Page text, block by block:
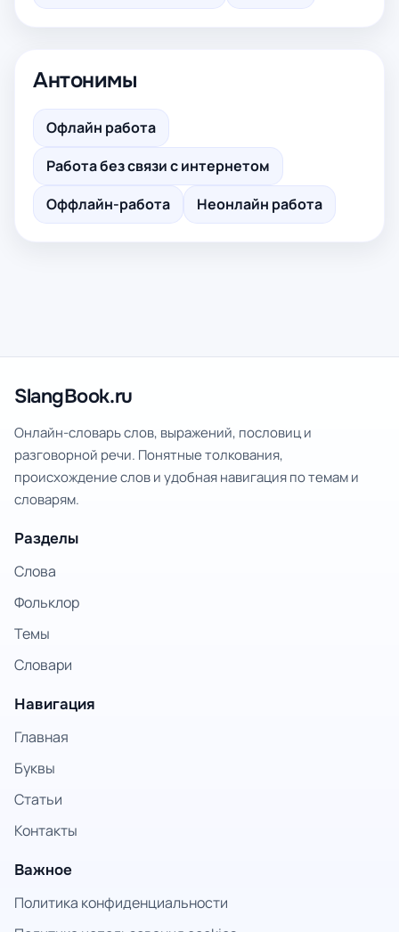
Антонимы
Офлайн работа
Работа без связи с интернетом
Оффлайн-работа
Неонлайн работа
SlangBook.ru
Онлайн-словарь слов, выражений, пословиц и
разговорной речи. Понятные толкования,
происхождение слов и удобная навигация по темам и
словарям.
Разделы
Слова
Фольклор
Темы
Словари
Навигация
Главная
Буквы
Статьи
Контакты
Важное
Политика конфиденциальности